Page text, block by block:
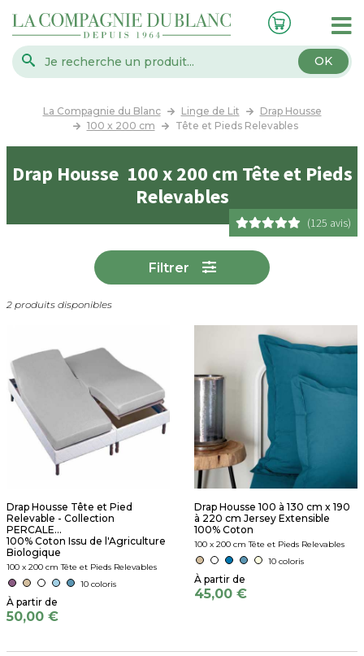
OK
La Compagnie du Blanc Linge de Lit
Drap Housse
100 x 200 cm
Tête et Pieds Relevables
Drap Housse 100 x 200 cm Tête et Pieds
Relevables
(125 avis)
Filtrer
2 produits disponibles
Drap Housse Tête et Pied
Relevable - Collection
PERCALE...
100% Coton Issu de l'Agriculture
Biologique
100 x 200 cm Tête et Pieds Relevables
10 coloris
50,00 €
Drap Housse 100 à 130 cm x 190
à 220 cm Jersey Extensible
100% Coton
100 x 200 cm Tête et Pieds Relevables
10 coloris
45,00 €